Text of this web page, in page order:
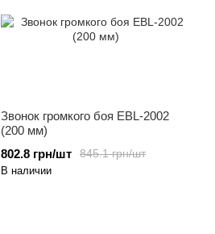
Звонок громкого боя EBL-2002
(200 мм)
845.1 грн/шт
802.8 грн/шт
В наличии